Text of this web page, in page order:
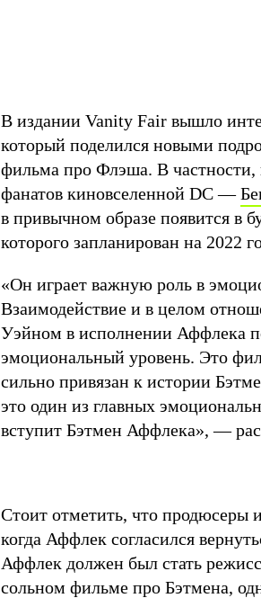
В издании Vanity Fair вышло
который поделился новыми
фильма про Флэша. В частности,
фанатов киновселенной DC —
в привычном образе появится в
которого запланирован на 2022
«Он играет важную роль в
Взаимодействие и в целом
Уэйном в исполнении Аффлека
эмоциональный уровень. Это
сильно привязан к истории
это один из главных
вступит Бэтмен Аффлека», —
Стоит отметить, что продюсеры
когда Аффлек согласился
Аффлек должен был стать
сольном фильме про Бэтмена,